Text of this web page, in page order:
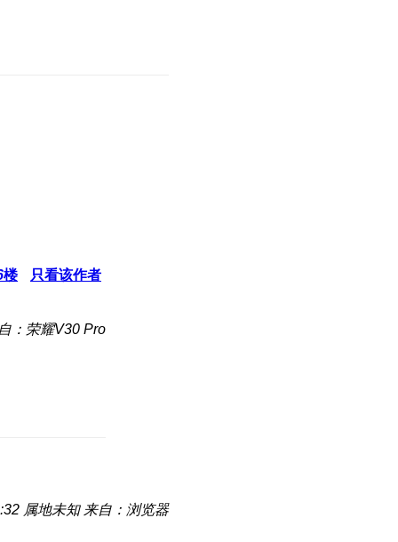
楼 只看该作者
：荣耀V30 Pro
属地未知 来自：浏览器